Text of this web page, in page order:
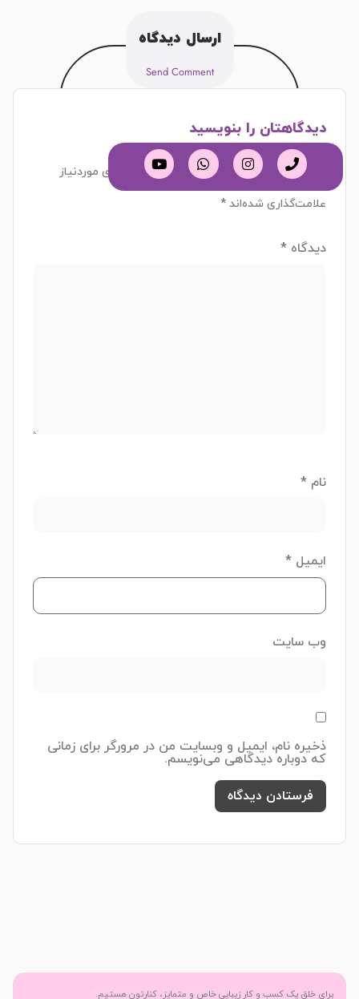
ارسال دیدگاه
Send Comment
دیدگاهتان را بنویسید
نشانی ایمیل شما منتشر نخواهد شد. بخش‌های موردنیاز
علامت‌گذاری شده‌اند *
دیدگاه *
نام *
ایمیل *
وب‌ سایت
ذخیره نام، ایمیل و وبسایت من در مرورگر برای زمانی
که دوباره دیدگاهی می‌نویسم.
برای خلق یک کسب و کار زیبایی خاص و متمایز، کنارتون هستیم.